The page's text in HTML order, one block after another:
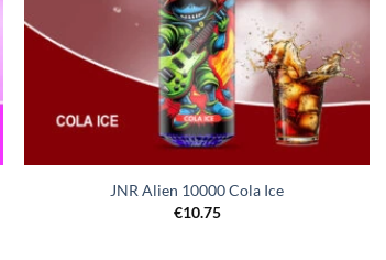
JNR Alien 10000 Cola Ice
€10.75